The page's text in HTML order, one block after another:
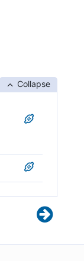
Collapse